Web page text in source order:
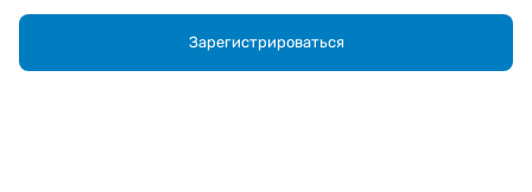
Что прозвучит на вебинаре:
— новые категории номеров в АККА Antedon после
Зарегистрироваться